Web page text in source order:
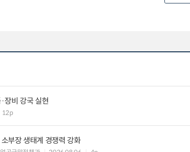
장비 강국 실현
12p
부장 생태계 경쟁력 강화